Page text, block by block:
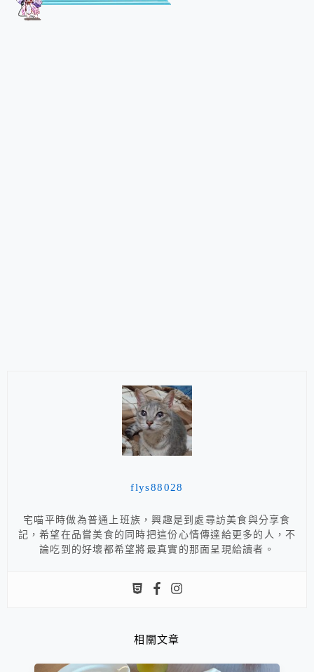
flys88028
宅喵平時做為普通上班族，興趣是到處尋訪美食與分享食
記，希望在品嘗美食的同時把這份心情傳達給更多的人，不
論吃到的好壞都希望將最真實的那面呈現給讀者。
相關文章